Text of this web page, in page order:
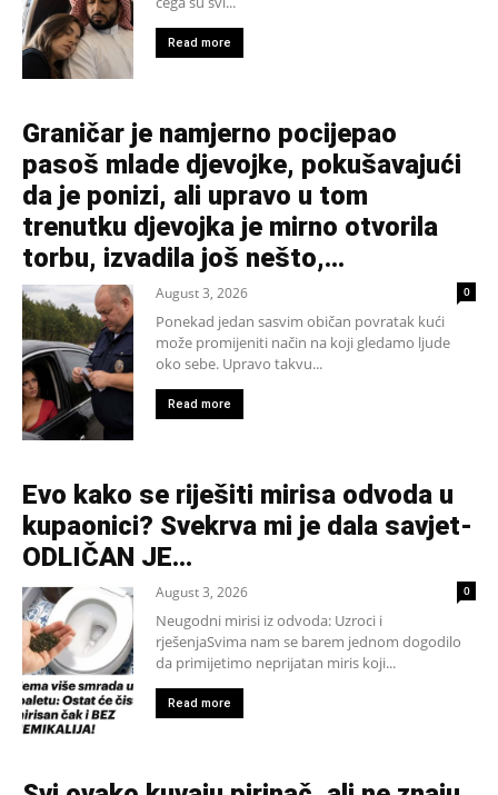
Read more
Graničar je namjerno pocijepao
pasoš mlade djevojke, pokušavajući
da je ponizi, ali upravo u tom
trenutku djevojka je mirno otvorila
torbu, izvadila još nešto,...
August 3, 2026 0
Ponekad jedan sasvim običan povratak kući
može promijeniti način na koji gledamo ljude
oko sebe. Upravo takvu...
Read more
Evo kako se riješiti mirisa odvoda u
kupaonici? Svekrva mi je dala savjet-
ODLIČAN JE…
August 3, 2026 0
Neugodni mirisi iz odvoda: Uzroci i
rješenjaSvima nam se barem jednom dogodilo
da primijetimo neprijatan miris koji...
Read more